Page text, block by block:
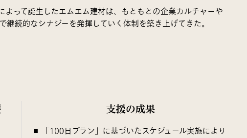
って誕生したエムエム建材は、もともとの企業カルチャーや
続的なシナジーを発揮していく体制を築き上げてきた。
支援の成果
「100日プラン」に基づいたスケジュール実施により